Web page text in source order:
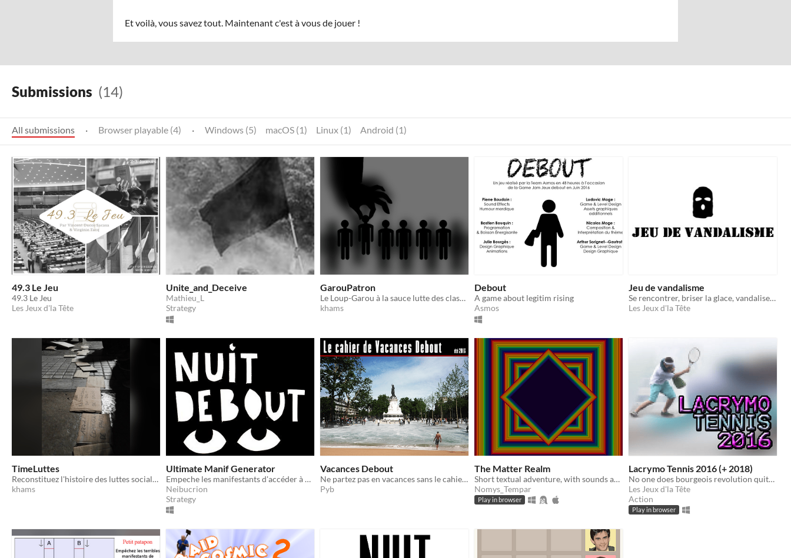
Et voilà, vous savez tout. Maintenant c'est à vous de jouer !
Submissions (14)
All submissions · Browser playable (4) · Windows (5) macOS (1) Linux (1) Android (1)
49.3 Le Jeu
49.3 Le Jeu
Les Jeux d'la Tête
Unite_and_Deceive
Mathieu_L
Strategy
GarouPatron
Le Loup-Garou à la sauce lutte des classes !
khams
Debout
A game about legitim rising
Asmos
Jeu de vandalisme
Se rencontrer, briser la glace, vandaliser grave !
Les Jeux d'la Tête
TimeLuttes
Reconstituez l'histoire des luttes sociales !
khams
Ultimate Manif Generator
Empeche les manifestants d'accéder à République...
Neibucrion
Strategy
Vacances Debout
Ne partez pas en vacances sans le cahier de Vacances Debout ! A mettre entre toutes les mains !
Pyb
The Matter Realm
Short textual adventure, with sounds and images
Nomys_Tempar
Play in browser
Lacrymo Tennis 2016 (+ 2018)
No one does bourgeois revolution quite like the French.
Les Jeux d'la Tête
Action
Play in browser